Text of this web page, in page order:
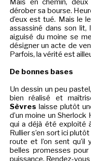
CONVENTION
SPECTACLE
DÉBAT
EMISSION
AUTEURS&
AUTEURS & ARTISTES
EDITEURS &
LES PARUTIONS/
Mais en chemin,
dérober sa bourse.
d’eux est tué. Mais le
assassiné dans son lit,
aiguisé du moine se
désigner un acte de
Parfois, la vérité est
De bonnes bases
Un dessin un peu
bien réalisé et
Sèvreslaisse plutôt
d’un moine un
qui a déjà été exploité
Rullier s’en sort ici
route et l’on sent
belles promesses
puissance. Rendez-